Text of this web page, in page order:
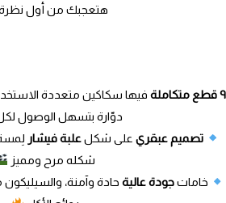
هتعجبك من أول
٩ قطع متكاملة
فيها سكاكين متعددة
دوّارة بتسهل الوصول
تصميم عبقريعلى شكلعلبة فيشار
شكله مرح ومميز
خاماتجودة عالية حادة وآمنة،